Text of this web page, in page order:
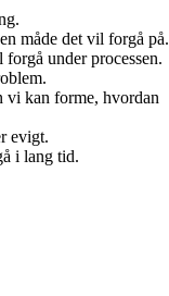
måde det vil forgå på.
under processen.
vi kan forme, hvordan
evigt.
i lang tid.